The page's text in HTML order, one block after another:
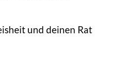
und deinen Rat